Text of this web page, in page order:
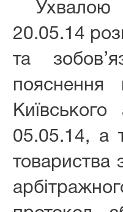
Ухвалою
20.05.14
та
пояснення
05.05.14, а
товариства